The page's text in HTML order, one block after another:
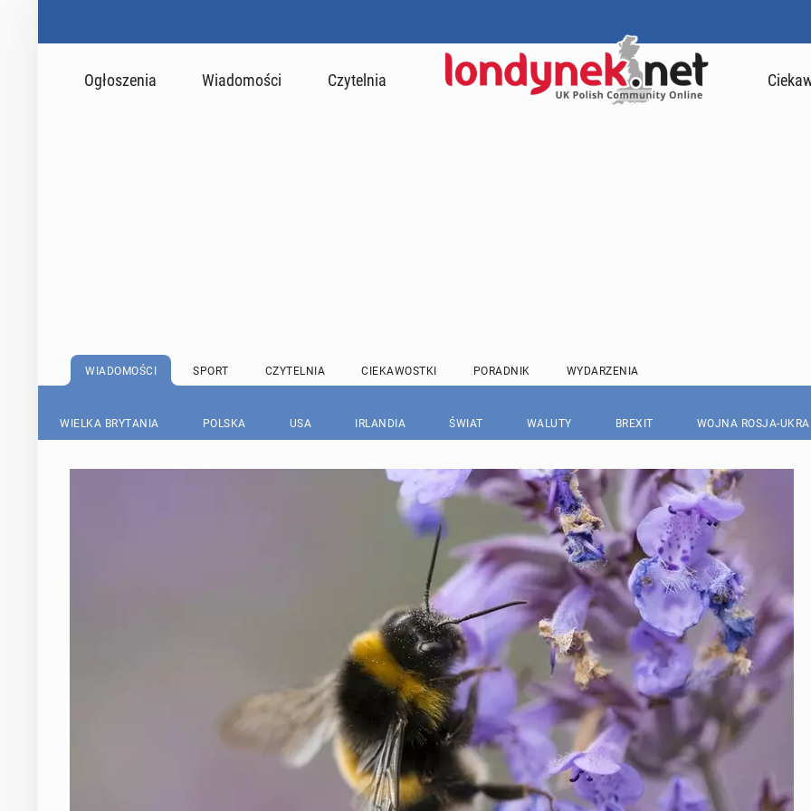
Ogłoszenia Wiadomości Czytelnia
WIADOMOŚCI SPORT CZYTELNIA CIEKAWOSTKI PORADNIK WYDARZENIA
WIELKA BRYTANIA POLSKA USA IRLANDIA ŚWIAT WALUTY BREXIT WOJNA ROSJA-